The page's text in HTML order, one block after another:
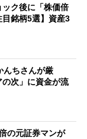
ック後に「株価倍
銘柄5選】資産3
んちさんが厳
次」に資金が流
の元証券マンが